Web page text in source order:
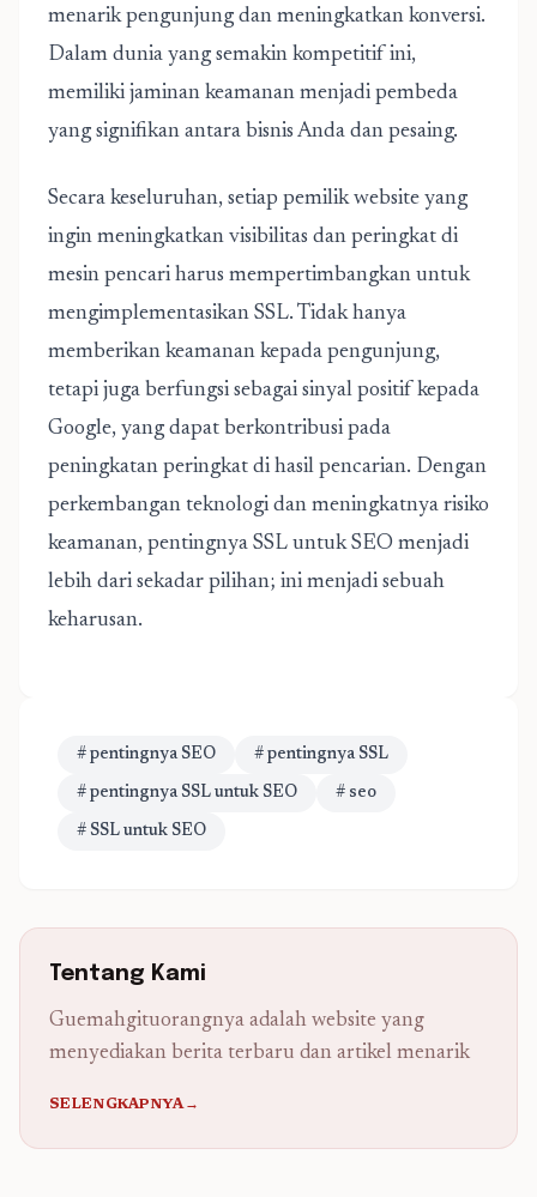
menarik pengunjung dan meningkatkan konversi.
Dalam dunia yang semakin kompetitif ini,
memiliki jaminan keamanan menjadi pembeda
yang signifikan antara bisnis Anda dan pesaing.
Secara keseluruhan, setiap pemilik website yang
ingin meningkatkan visibilitas dan peringkat di
mesin pencari harus mempertimbangkan untuk
mengimplementasikan SSL. Tidak hanya
memberikan keamanan kepada pengunjung,
tetapi juga berfungsi sebagai sinyal positif kepada
Google, yang dapat berkontribusi pada
peningkatan peringkat di hasil pencarian. Dengan
perkembangan teknologi dan meningkatnya risiko
keamanan, pentingnya SSL untuk SEO menjadi
lebih dari sekadar pilihan; ini menjadi sebuah
keharusan.
# pentingnya SEO # pentingnya SSL
# pentingnya SSL untuk SEO # seo
# SSL untuk SEO
Tentang Kami
Guemahgituorangnya adalah website yang
menyediakan berita terbaru dan artikel menarik
SELENGKAPNYA→